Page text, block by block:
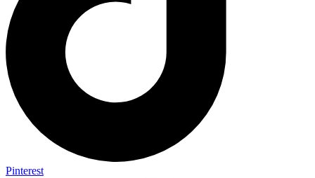
Pinterest